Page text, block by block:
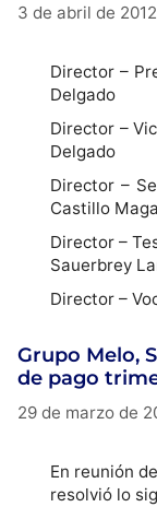
3 de abril de 2012
Director –
Delgado
Director –
Delgado
Director
Castillo
Director –
Sauerbrey
Director
Grupo Melo,
de pago
29 de marzo de
En reunión
resolvió lo